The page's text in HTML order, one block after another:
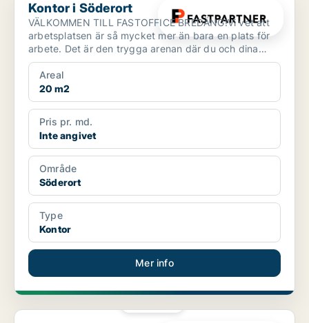
Kontor i Söderort
VÄLKOMMEN TILL FASTOFFICE BREDÄNG!Vi vet att
arbetsplatsen är så mycket mer än bara en plats för
arbete. Det är den trygga arenan där du och dina
kollegor um...
Areal
20 m2
Pris pr. md.
Inte angivet
Område
Söderort
Type
Kontor
Mer info
Kontor i Malmö Centrum